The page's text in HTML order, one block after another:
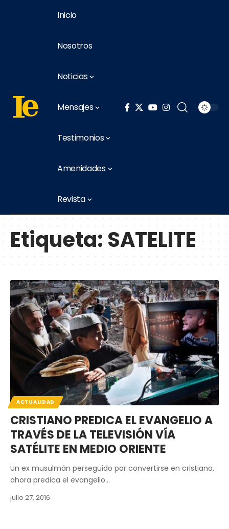
Inicio
Nosotros
Noticias
Mensajes
Testimonios
Amenidades
Revista
Etiqueta:SATELITE
ACTUALIDAD
CRISTIANO PREDICA EL EVANGELIO A
TRAVÉS DE LA TELEVISIÓN VÍA
SATÉLITE EN MEDIO ORIENTE
Un ex musulmán perseguido por convertirse en cristiano,
ahora predica el evangelio…
julio 27, 2016